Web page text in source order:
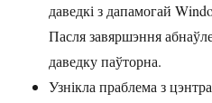
даведкі з дапамогай
Пасля завяршэння
даведку паўторна.
Узнікла праблема з